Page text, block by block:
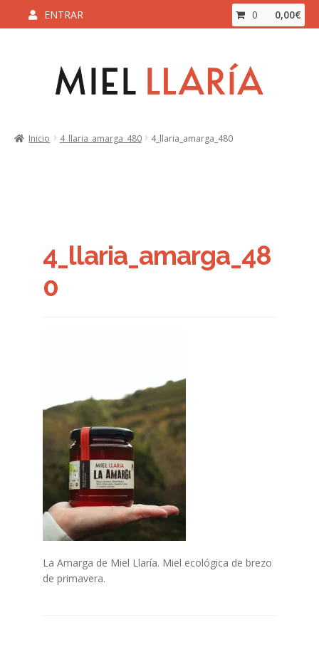
ENTRAR 0 0,00€
contenido
Contacto
Politica de Cookies
POLÍTICA DE PRIVACIDAD DEL SITIO WEB
Quiénes Somos
Tienda Online
Inicio 4_llaria_amarga_480 4_llaria_amarga_480
4_llaria_amarga_48
0
La Amarga de Miel Llaría. Miel ecológica de brezo
de primavera.